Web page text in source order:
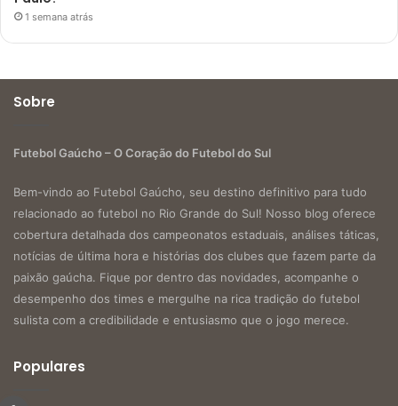
1 semana atrás
Sobre
Futebol Gaúcho – O Coração do Futebol do Sul
Bem-vindo ao Futebol Gaúcho, seu destino definitivo para tudo
relacionado ao futebol no Rio Grande do Sul! Nosso blog oferece
cobertura detalhada dos campeonatos estaduais, análises táticas,
notícias de última hora e histórias dos clubes que fazem parte da
paixão gaúcha. Fique por dentro das novidades, acompanhe o
desempenho dos times e mergulhe na rica tradição do futebol
sulista com a credibilidade e entusiasmo que o jogo merece.
Populares